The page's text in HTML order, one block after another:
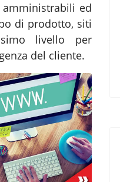
ed
di prodotto, siti
livello per
del cliente.